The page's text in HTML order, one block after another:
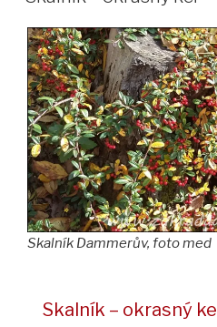
Skalník Dammerův, foto med
Skalník – okrasný